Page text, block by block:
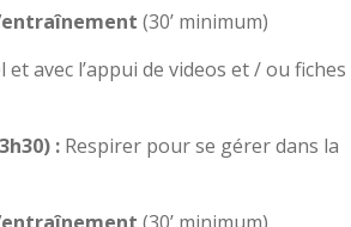
(30’ minimum)
avec l’appui de videos et / ou fiches
: Respirer pour se gérer dans la